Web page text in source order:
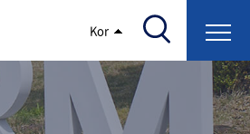
Kor
바이오대학
호학과
장(자료실)